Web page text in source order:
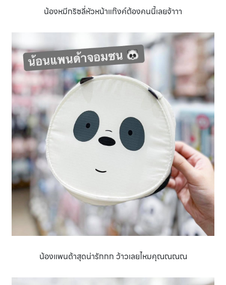
น้องหมีกริซลี่หัวหน้าแก๊งค์ต้องคนนี้เลยจ้าาา
น้องแพนด้าสุดน่ารักกก ว้าวเลยไหมคุณณณณ